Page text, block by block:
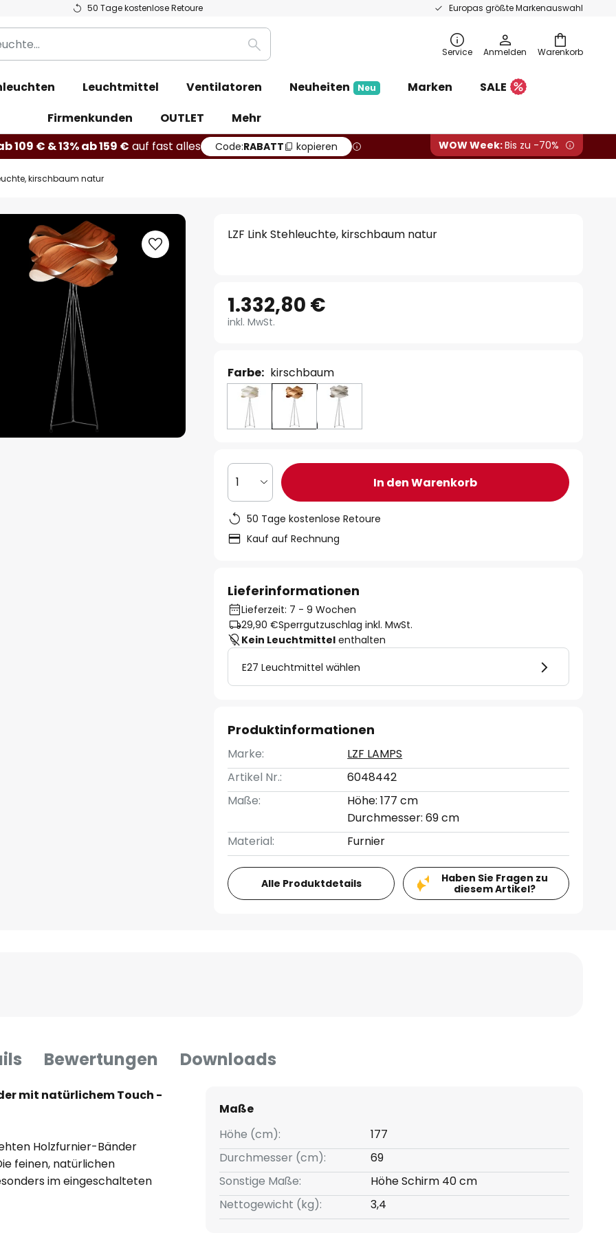
50 Tage kostenlose Retoure Europas größte Markenauswahl
Warenkorb
Suche Service Anmelden
Leuchtmittel Ventilatoren Neuheiten Neu Marken
SALE
Firmenkunden
OUTLET
Mehr
109 € & 13% ab 159 € auf fast alles Code:RABATT kopieren WOW Week:Bis zu -70%
kirschbaum natur
LZF Link Stehleuchte, kirschbaum natur
1.332,80 €
inkl. MwSt.
Farbe: kirschbaum
1 In den Warenkorb
50 Tage kostenlose Retoure
Kauf auf Rechnung
Lieferinformationen
Lieferzeit: 7 - 9 Wochen
29,90 €Sperrgutzuschlag inkl. MwSt.
Kein Leuchtmittel enthalten
E27 Leuchtmittel wählen
Produktinformationen
Marke:
LZF LAMPS
Artikel Nr.:
6048442
Maße:
Höhe: 177 cm
Durchmesser: 69 cm
Material:
Furnier
Alle Produktdetails
Haben Sie Fragen zu
diesem Artikel?
Bewertungen Downloads
mit natürlichem Touch -
Holzfurnier-Bänder
feinen, natürlichen
im eingeschalteten
diesen Effekt.
Maße
Höhe (cm):
177
Durchmesser (cm):
69
Sonstige Maße:
Höhe Schirm 40 cm
Nettogewicht (kg):
3,4